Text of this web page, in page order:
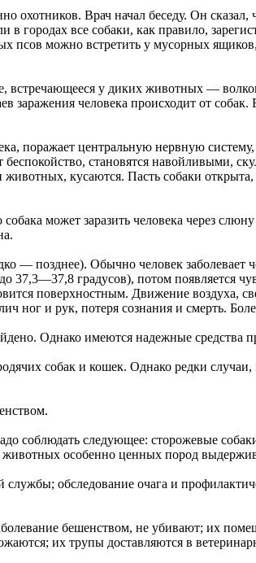
Врач начал беседу. Он
городах все собаки, как правило,
псов можно встретить у мусорных
встречающееся у диких животных —
заражения человека происходит от
поражает центральную нервную
становятся навойливыми,
кусаются. Пасть собаки
может заразить человека через
— позднее). Обычно человек заболевает
37,3—37,8 градусов), потом появляется
поверхностным. Движение воздуха,
ног и рук, потеря сознания и смерть.
Однако имеются надежные
собак и кошек. Однако редки
соблюдать следующее: сторожевые
особенно ценных пород
обследование очага и
бешенством, не убивают; их
их трупы доставляются в